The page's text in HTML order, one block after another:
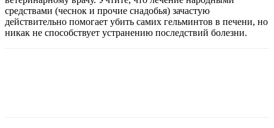
средствами (чеснок и прочие снадобья) зачастую
действительно помогает убить самих гельминтов в печени, но
никак не способствует устранению последствий болезни.